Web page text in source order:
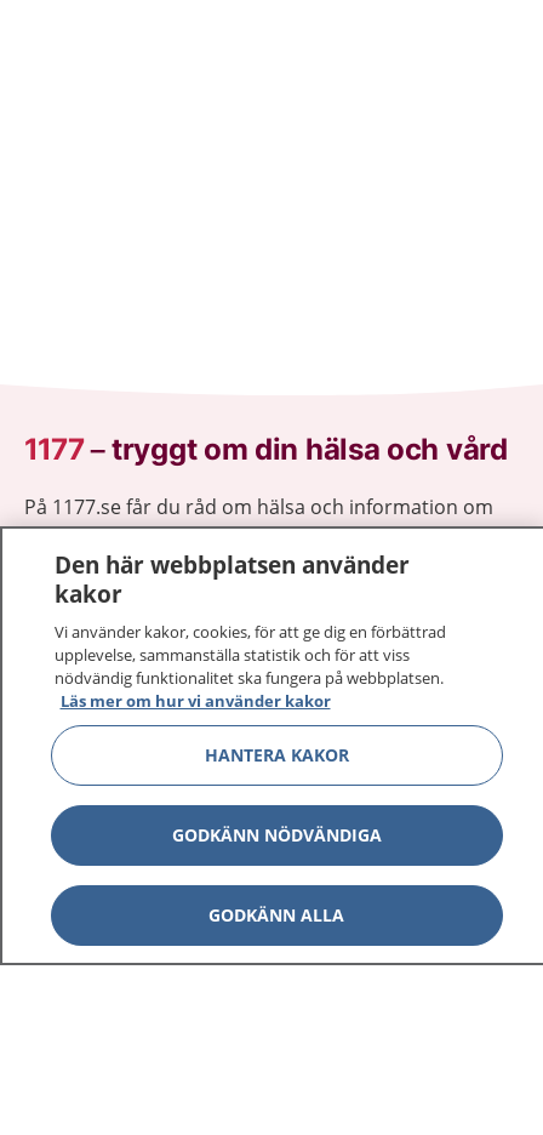
1177–tryggt om din hälsa och vård
På 1177.se får du råd om hälsa och information om
sjukdomar och vilka mottagningar du kan kontakta.
Logga in för att läsa din journal och göra dina
vårdärenden. Ring telefonnummer 1177 för
sjukvårdsrådgivning dygnet runt.
1177 ger dig råd när du vill må bättre.
1177 på flera språk Visa
Om 1177 Visa
Kontakt Visa
Den här webbplatsen använder
kakor
Vi använder kakor, cookies, för att ge dig en förbättrad
upplevelse, sammanställa statistik och för att viss
nödvändig funktionalitet ska fungera på webbplatsen.
Läs mer om hur vi använder kakor
HANTERA KAKOR
GODKÄNN NÖDVÄNDIGA
GODKÄNN ALLA